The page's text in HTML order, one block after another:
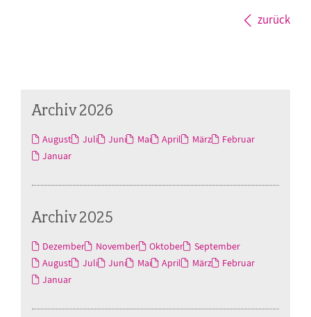
zurück
Archiv 2026
August Juli Juni Mai April März
Februar
Januar
Archiv 2025
Dezember November Oktober
September
August
Juli Juni Mai April März
Februar
Januar